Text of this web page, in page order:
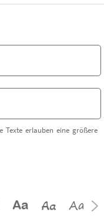
Texte erlauben eine größere